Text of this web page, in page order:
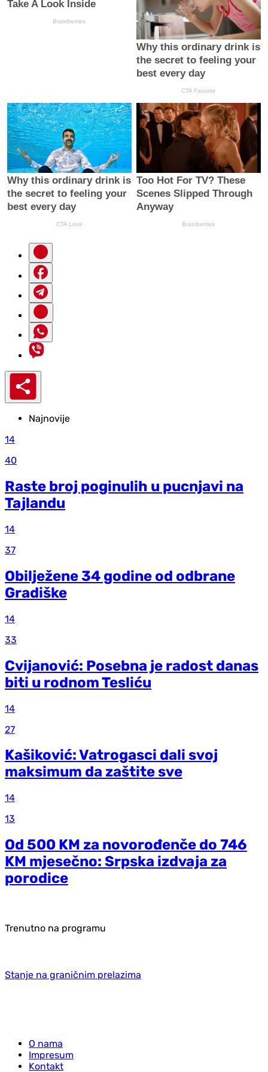
Najnovije
14
40
Raste broj poginulih u pucnjavi na
Tajlandu
14
37
Obilježene 34 godine od odbrane
Gradiške
14
33
Cvijanović: Posebna je radost danas
biti u rodnom Tesliću
14
27
Kašiković: Vatrogasci dali svoj
maksimum da zaštite sve
14
13
Od 500 KM za novorođenče do 746
KM mjesečno: Srpska izdvaja za
porodice
Trenutno na programu
Stanje na graničnim prelazima
O nama
Impresum
Kontakt